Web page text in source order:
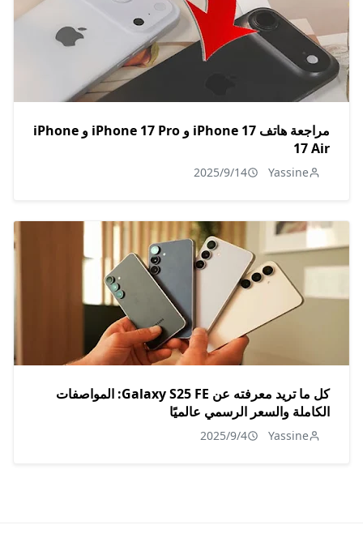
مراجعة هاتف iPhone 17 و iPhone 17 Pro و iPhone
17 Air
Yassine
2025/9/14
كل ما تريد معرفته عن Galaxy S25 FE: المواصفات
الكاملة والسعر الرسمي عالميًا
Yassine
2025/9/4